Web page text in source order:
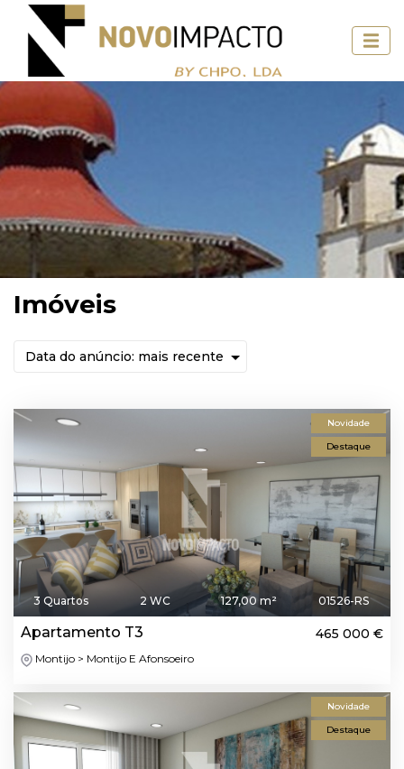
Imóveis
Novidade
Destaque
3 Quartos 2 WC 127,00 m² 01526-RS
Apartamento T3 465 000 €
Montijo > Montijo E Afonsoeiro
Novidade
Destaque